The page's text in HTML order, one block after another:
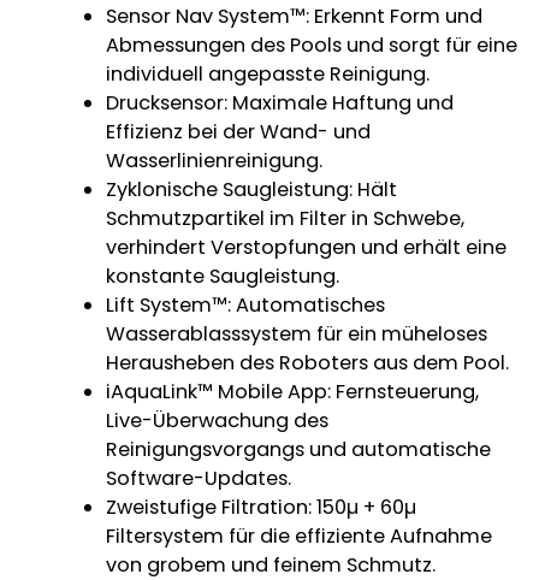
Sensor Nav System™: Erkennt Form und
Abmessungen des Pools und sorgt für eine
individuell angepasste Reinigung.
Drucksensor: Maximale Haftung und
Effizienz bei der Wand- und
Wasserlinienreinigung.
Zyklonische Saugleistung: Hält
Schmutzpartikel im Filter in Schwebe,
verhindert Verstopfungen und erhält eine
konstante Saugleistung.
Lift System™: Automatisches
Wasserablasssystem für ein müheloses
Herausheben des Roboters aus dem Pool.
iAquaLink™ Mobile App: Fernsteuerung,
Live-Überwachung des
Reinigungsvorgangs und automatische
Software-Updates.
Zweistufige Filtration: 150µ + 60µ
Filtersystem für die effiziente Aufnahme
von grobem und feinem Schmutz.